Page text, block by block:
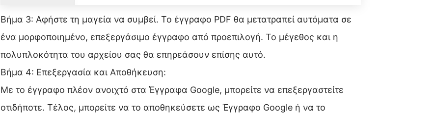
Βήμα 3: Αφήστε τη μαγεία να συμβεί. Το έγγραφο PDF θα μετατραπεί αυτόματα σε
ένα μορφοποιημένο, επεξεργάσιμο έγγραφο από προεπιλογή. Το μέγεθος και η
πολυπλοκότητα του αρχείου σας θα επηρεάσουν επίσης αυτό.
Βήμα 4: Επεξεργασία και Αποθήκευση:
Με το έγγραφο πλέον ανοιχτό στα Έγγραφα Google, μπορείτε να επεξεργαστείτε
οτιδήποτε. Τέλος, μπορείτε να το αποθηκεύσετε ως Έγγραφο Google ή να το